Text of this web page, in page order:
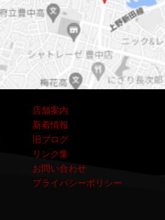
店舗案内
新着情報
旧ブログ
リンク集
お問い合わせ
プライバシーポリシー